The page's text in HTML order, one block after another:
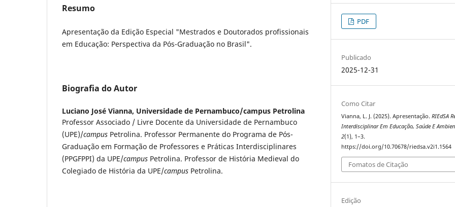
Resumo
Apresentação da Edição Especial "Mestrados e Doutorados profissionais
em Educação: Perspectiva da Pós-Graduação no Brasil".
Biografia do Autor
Luciano José Vianna, Universidade de Pernambuco/campus Petrolina
Professor Associado / Livre Docente da Universidade de Pernambuco
(UPE)/campus Petrolina. Professor Permanente do Programa de Pós-
Graduação em Formação de Professores e Práticas Interdisciplinares
(PPGFPPI) da UPE/campus Petrolina. Professor de História Medieval do
Colegiado de História da UPE/campus Petrolina.
PDF
Publicado
2025-12-31
Como Citar
Vianna, L. J. (2025). Apresentação.RIEdSA
Interdisciplinar Em Educação, Saúde E
2(1), 1–3.
https://doi.org/10.70678/riedsa.v2i1.1564
Fomatos de Citação
Edição